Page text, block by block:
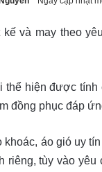
và may theo
hiện được
đồng phục đáp
áo gió uy
tùy vào